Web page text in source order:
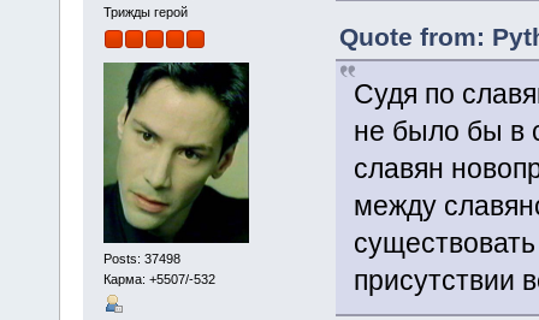
Трижды герой
Posts: 37498
Карма: +5507/-532
Quote from:
Судя по
не было бы в
славян
между
присутствии